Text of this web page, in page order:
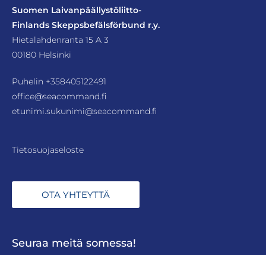
Suomen Laivanpäällystöliitto-
Finlands Skeppsbefälsförbund r.y.
Hietalahdenranta 15 A 3
00180 Helsinki
Puhelin +358405122491
office@seacommand.fi
etunimi.sukunimi@seacommand.fi
Tietosuojaseloste
OTA YHTEYTTÄ
Seuraa meitä somessa!